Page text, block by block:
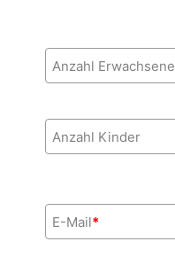
Anzahl Erwachsene
Anzahl Kinder
E-Mail*